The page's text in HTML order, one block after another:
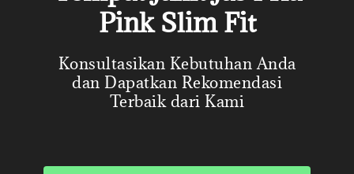
Pink Slim Fit
Konsultasikan Kebutuhan Anda
dan Dapatkan Rekomendasi
Terbaik dari Kami